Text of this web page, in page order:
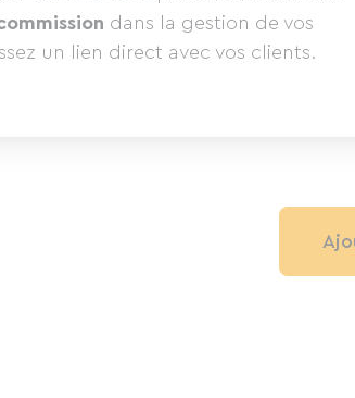
dans la gestion de vos
un lien direct avec vos clients.